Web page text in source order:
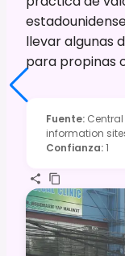
llevar algunas
para propinas
Fuente:
information
Confianza:1